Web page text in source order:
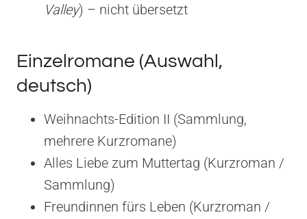
Valley) – nicht übersetzt
Einzelromane (Auswahl,
deutsch)
Weihnachts-Edition II (Sammlung,
mehrere Kurzromane)
Alles Liebe zum Muttertag (Kurzroman /
Sammlung)
Freundinnen fürs Leben (Kurzroman /